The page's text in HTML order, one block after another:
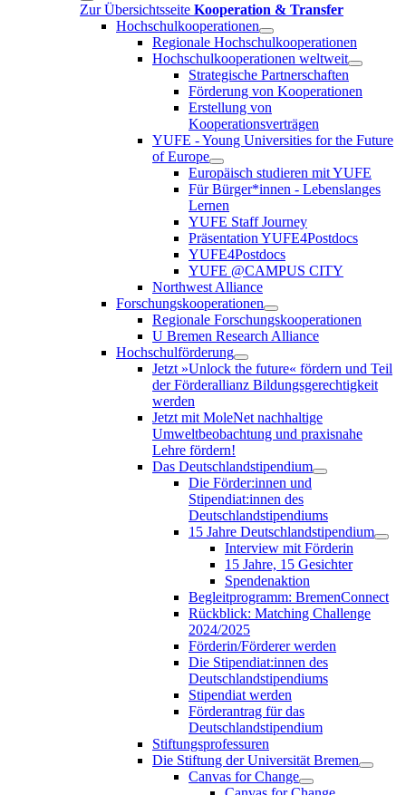
Zur Übersichtsseite Kooperation & Transfer
Hochschulkooperationen
Regionale Hochschulkooperationen
Hochschulkooperationen weltweit
Strategische Partnerschaften
Förderung von Kooperationen
Erstellung von
Kooperationsverträgen
YUFE - Young Universities for the Future
of Europe
Europäisch studieren mit YUFE
Für Bürger*innen - Lebenslanges
Lernen
YUFE Staff Journey
Präsentation YUFE4Postdocs
YUFE4Postdocs
YUFE @CAMPUS CITY
Northwest Alliance
Forschungskooperationen
Regionale Forschungskooperationen
U Bremen Research Alliance
Hochschulförderung
Jetzt »Unlock the future« fördern und Teil
der Förderallianz Bildungsgerechtigkeit
werden
Jetzt mit MoleNet nachhaltige
Umweltbeobachtung und praxisnahe
Lehre fördern!
Das Deutschlandstipendium
Die Förder:innen und
Stipendiat:innen des
Deutschlandstipendiums
15 Jahre Deutschlandstipendium
Interview mit Förderin
15 Jahre, 15 Gesichter
Spendenaktion
Begleitprogramm: BremenConnect
Rückblick: Matching Challenge
2024/2025
Förderin/Förderer werden
Die Stipendiat:innen des
Deutschlandstipendiums
Stipendiat werden
Förderantrag für das
Deutschlandstipendium
Stiftungsprofessuren
Die Stiftung der Universität Bremen
Canvas for Change